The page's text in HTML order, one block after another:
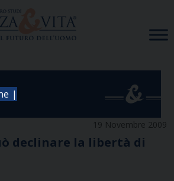
|
19 Novembre 2009
declinare la libertà di